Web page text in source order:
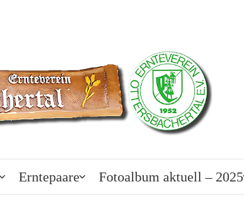
Erntepaare Fotoalbum aktuell – 2025